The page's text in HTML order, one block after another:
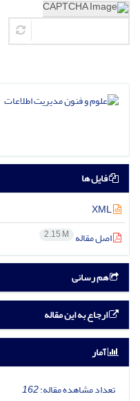
فایل ها
اصل مقاله 2.15 M
هم رسانی
ارجاع به این مقاله
آمار
تعداد مشاهده مقاله:162